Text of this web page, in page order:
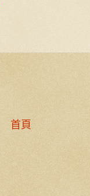
首頁